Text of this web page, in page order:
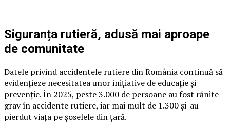
Siguranța rutieră, adusă mai aproape
de comunitate
Datele privind accidentele rutiere din România continuă să
evidențieze necesitatea unor inițiative de educație și
prevenție. În 2025, peste 3.000 de persoane au fost rănite
grav în accidente rutiere, iar mai mult de 1.300 și-au
pierdut viața pe șoselele din țară.